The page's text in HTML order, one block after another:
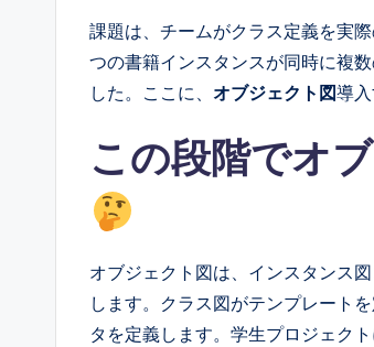
課題は、チームがクラス定義を実
つの書籍インスタンスが同時に複
した。ここに、 オブジェクト図導
この段階でオ
オブジェクト図は、インスタンス
します。クラス図がテンプレート
タを定義します。学生プロジェク